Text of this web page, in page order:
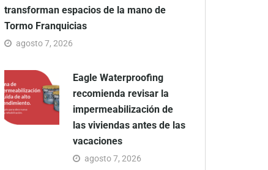
transforman espacios de la mano de
Tormo Franquicias
agosto 7, 2026
Eagle Waterproofing
recomienda revisar la
impermeabilización de
las viviendas antes de las
vacaciones
agosto 7, 2026